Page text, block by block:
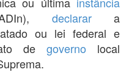
declarara
ou lei federal e
degoverno local